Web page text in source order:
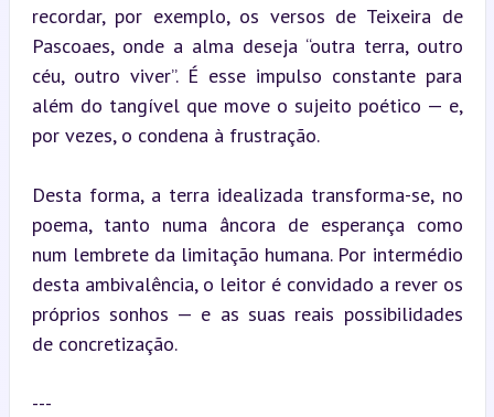
recordar, por exemplo, os versos de Teixeira de
Pascoaes, onde a alma deseja “outra terra, outro
céu, outro viver”. É esse impulso constante para
além do tangível que move o sujeito poético — e,
por vezes, o condena à frustração.
Desta forma, a terra idealizada transforma-se, no
poema, tanto numa âncora de esperança como
num lembrete da limitação humana. Por intermédio
desta ambivalência, o leitor é convidado a rever os
próprios sonhos — e as suas reais possibilidades
de concretização.
---